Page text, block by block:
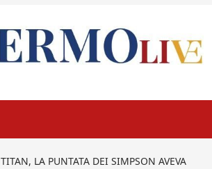
TITAN, LA PUNTATA DEI SIMPSON AVEVA